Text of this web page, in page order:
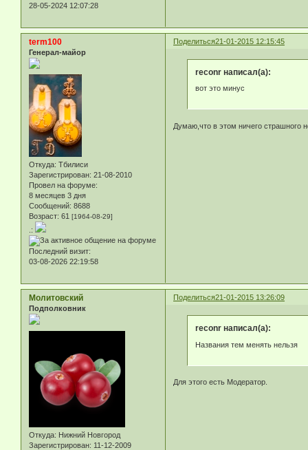
28-05-2024 12:07:28
Поделиться21-01-2015 12:15:45
term100
Генерал-майор
Откуда: Тбилиси
Зарегистрирован: 21-08-2010
Провел на форуме:
8 месяцев 3 дня
Сообщений: 8688
Возраст: 61 [1964-08-29]
.:
Последний визит:
03-08-2026 22:19:58
reconr написал(а):
вот это минус
Думаю,что в этом ничего страшного
Поделиться21-01-2015 13:26:09
Молитовский
Подполковник
Откуда: Нижний Новгород
Зарегистрирован: 11-12-2009
reconr написал(а):
Названия тем менять нельзя
Для этого есть Модератор.